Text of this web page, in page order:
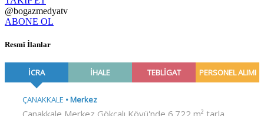
@bogazmedyatv
ABONE OL
Resmî İlanlar